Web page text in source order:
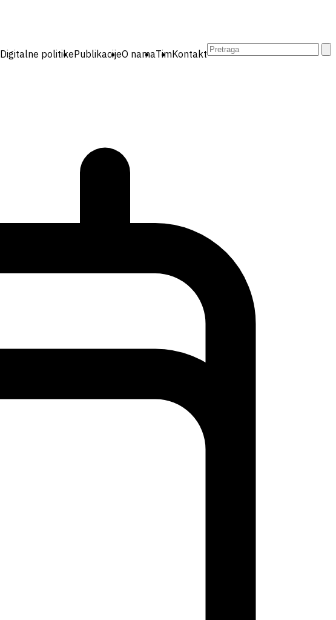
Digitalne politikePublikacijeO namaTimKontaktPretraga: